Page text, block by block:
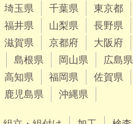
埼玉県
千葉県 東京都
福井県
山梨県 長野県
滋賀県
京都府 大阪府
島根県
岡山県 広島県
高知県
福岡県 佐賀県
鹿児島県
沖縄県